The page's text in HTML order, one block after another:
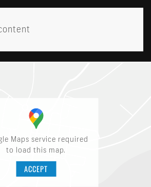
Maps service required
to load this map.
ACCEPT